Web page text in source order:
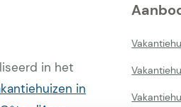
in het
in